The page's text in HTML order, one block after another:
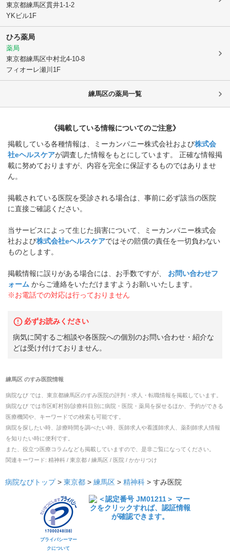
東京都練馬区貫井1-1-2
YKビル1F
ひろ薬局
薬局
東京都練馬区中村北4-10-8
フィオーレ瀬川1F
練馬区の薬局一覧
《掲載している情報についてのご注意》
掲載している各種情報は、ミーカンパニー株式会社および株式会
社eヘルスケアが調査した情報をもとにしています。 正確な情報掲
載に努めておりますが、内容を完全に保証するものではありませ
ん。
掲載されている医院を受診される場合は、事前に必ず該当の医院
に直接ご確認ください。
当サービスによって生じた損害について、ミーカンパニー株式会
社および株式会社eヘルスケアではその賠償の責任を一切負わない
ものとします。
掲載情報に誤りがある場合には、お手数ですが、
お問い合わせフ
ォーム からご連絡をいただけますようお願いいたします。
※お電話での対応は行っておりません
必ずお読みください
病気に関するご相談や各医院への個別のお問い合わせ・紹介な
どは受け付けておりません。
練馬区のすみ医院情報
病院なび では、 東京都練馬区のすみ医院の評判・求人・転職情報を掲載しています。
病院なび では市区町村別/診療科目別に病院・医院・薬局を探せるほか、予約ができる
医療機関や、キーワードでの検索も可能です。
病院を探したい時、診療時間を調べたい時、医師求人や看護師求人、薬剤師求人情報
を知りたい時に便利です。
また、役立つ医療コラムなども掲載していますので、是非ご覧になってください。
関連キーワード: 精神科 / 東京都 / 練馬区 / 医院 / かかりつけ
病院なびトップ > 東京都 > 練馬区 > 精神科 > すみ医院
プライバシーマー
クについて